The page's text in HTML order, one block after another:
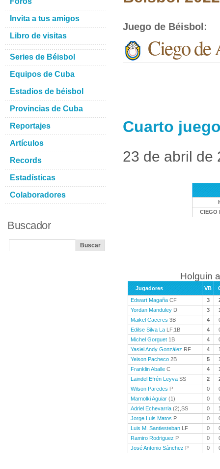
Juego de Béisbol :
Ciego de
Cuarto
23 de abril de
CIEGO
Holguin
Jugadores VB
Edwart Magaña CF 3
Yordan Manduley D 3
Maikel Caceres 3B 4
Edilse Silva La LF,1B 4
Michel Gorguet 1B 4
Yasiel Andy González RF 4
Yeison Pacheco 2B 5
Franklin Aballe C 4
Laindel Efrén Leyva SS 2
Wilson Paredes P 0
Marnolki Aguiar (1) 0
Adriel Echevarria (2),SS 0
Jorge Luis Matos P 0
Luis M. Santiesteban LF 0
Ramiro Rodriguez P 0
José Antonio Sánchez P 0
Invita a tus amigos
Libro de visitas
Series de Béisbol
Equipos de Cuba
Estadios de béisbol
Provincias de Cuba
Reportajes
Artículos
Records
Estadísticas
Colaboradores
Buscador